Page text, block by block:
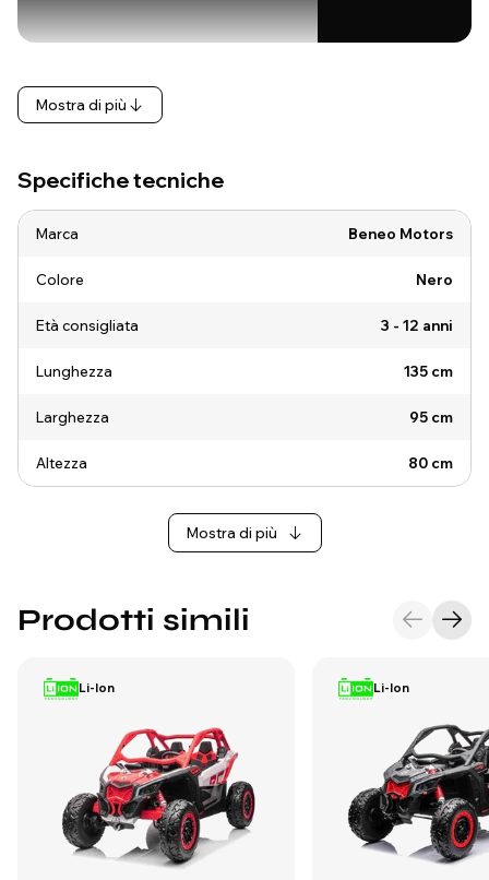
Mostra di più
Specifiche tecniche
Marca Beneo Motors
Colore Nero
Età consigliata 3 - 12 anni
Lunghezza 135 cm
Larghezza 95 cm
Altezza 80 cm
Mostra di più
Prodotti simili
Li-Ion Li-Ion